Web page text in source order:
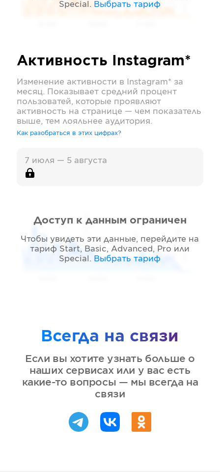
Special . Выбрать тариф
Активность Instagram*
Изменение активности в Instagram* за
месяц. Показывает средний процент
пользоватей, которые проявляют
активность на странице — чем показатель
выше, тем лояльнее аудитория.
Как разобраться в этих цифрах?
7 июля — 5 августа
Доступ к данным ограничен
Чтобы увидеть эти данные, перейдите на
тариф Start, Basic, Advanced, Pro или
Special . Выбрать тариф
Всегда на связи
Если вы хотите узнать больше о
наших сервисах или у вас есть
какие-то вопросы — мы всегда на
связи